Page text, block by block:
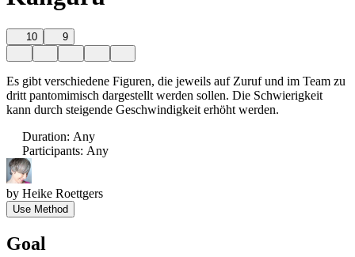
10 9
Es gibt verschiedene Figuren, die jeweils auf Zuruf und im Team zu
dritt pantomimisch dargestellt werden sollen. Die Schwierigkeit
kann durch steigende Geschwindigkeit erhöht werden.
Duration: Any
Participants: Any
by Heike Roettgers
Use Method
Goal